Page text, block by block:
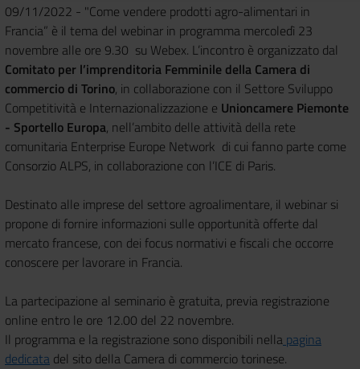
09/11/2022 - "Come vendere prodotti agro-alimentari in
Francia” è il tema del webinar in programma mercoledì 23
novembre alle ore 9.30 su Webex. L’incontro è organizzato dal
Comitato per l’imprenditoria Femminile della Camera di
commercio di Torino, in collaborazione con il Settore Sviluppo
Competitività e Internazionalizzazione e Unioncamere Piemonte
- Sportello Europa, nell’ambito delle attività della rete
comunitaria Enterprise Europe Network di cui fanno parte come
Consorzio ALPS, in collaborazione con l’ICE di Paris.
Destinato alle imprese del settore agroalimentare, il webinar si
propone di fornire informazioni sulle opportunità offerte dal
mercato francese, con dei focus normativi e fiscali che occorre
conoscere per lavorare in Francia.
La partecipazione al seminario è gratuita, previa registrazione
online entro le ore 12.00 del 22 novembre.
Il programma e la registrazione sono disponibili nella pagina
dedicata del sito della Camera di commercio torinese.